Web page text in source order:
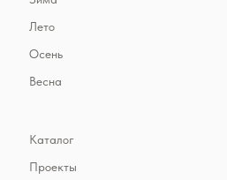
Лето
Осень
Весна
Каталог
Проекты